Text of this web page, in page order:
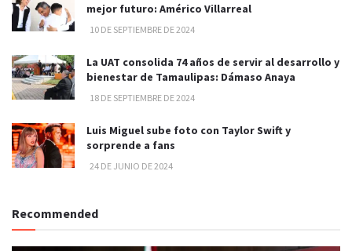
mejor futuro: Américo Villarreal
10 DE SEPTIEMBRE DE 2024
La UAT consolida 74 años de servir al desarrollo y
bienestar de Tamaulipas: Dámaso Anaya
18 DE SEPTIEMBRE DE 2024
Luis Miguel sube foto con Taylor Swift y
sorprende a fans
24 DE JUNIO DE 2024
Recommended